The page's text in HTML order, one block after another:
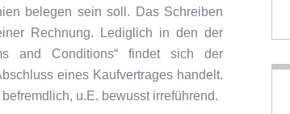
belegen sein soll. Das Schreiben
Rechnung. Lediglich in den der
and Conditions“ findet sich der
eines Kaufvertrages handelt.
u.E. bewusst irreführend.